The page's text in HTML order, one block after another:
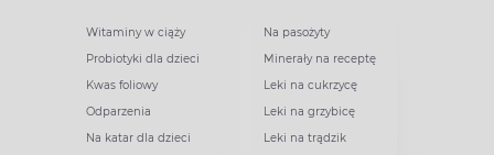
Witaminy w ciąży
Probiotyki dla dzieci
Kwas foliowy
Odparzenia
Na katar dla dzieci
Na pasożyty
Minerały na receptę
Leki na cukrzycę
Leki na grzybicę
Leki na trądzik